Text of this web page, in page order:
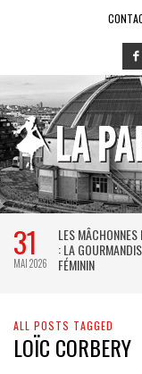
31
MAI 2026
LES MÂCHONNES
: LA
FÉMININ
ALL POSTS TAGGED
LOÏC CORBERY